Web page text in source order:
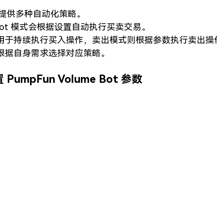
供多种自动化策略。
模式会根据设置自动执行买卖交易。
于持续执行买入操作，卖出模式则根据参数执行卖出操
据自身需求选择对应策略。
PumpFun Volume Bot 参数